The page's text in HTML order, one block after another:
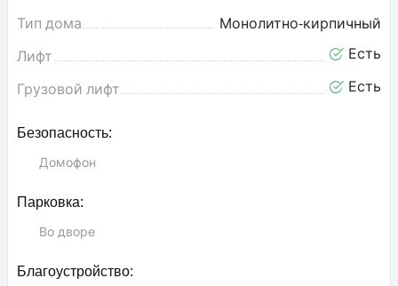
Тип дома Монолитно-кирпичный
Лифт Есть
Грузовой лифт Есть
Безопасность:
Домофон
Парковка:
Во дворе
Благоустройство: